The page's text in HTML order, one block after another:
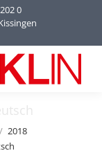
0
2018